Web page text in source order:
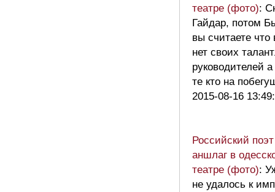
театре (фото):
Гайдар, потом
вы считаете
нет своих
руководителей а
те кто на
2015-08-16
Российский
аншлаг в
театре (фото):
не удалось к